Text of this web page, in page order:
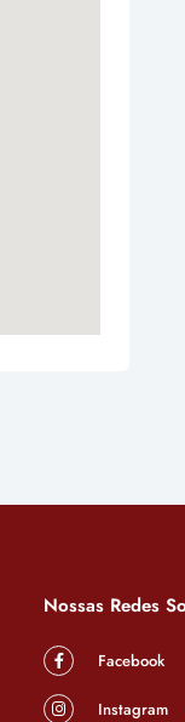
Nossas Redes
Facebook
Instagram